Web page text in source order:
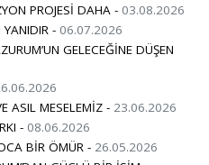
PROJESİ DAHA - 03.08.2026
YANIDIR - 06.07.2026
GELECEĞİNE DÜŞEN
ASIL MESELEMİZ - 23.06.2026
- 08.06.2026
BİR ÖMÜR - 26.05.2026